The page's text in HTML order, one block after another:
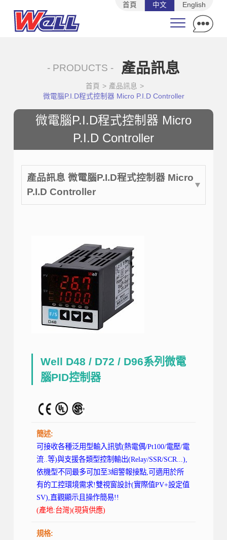
首頁 中文 English
- PRODUCTS - 產品訊息
首頁 > 產品訊息 >
微電腦P.I.D程式控制器 Micro P.I.D Controller
微電腦P.I.D程式控制器 Micro
P.I.D Controller
產品訊息 微電腦P.I.D程式控制器 Micro
P.I.D Controller
Well D48 / D72 / D96系列微電
腦PID控制器
簡述:
可接收各種泛用型輸入訊號(熱電偶/Pt100/電壓/電
流..等)與支援各類型控制輸出(Relay/SSR/SCR...),
依機型不同最多可加至3組警報接點,可適用於所
有的工控環境需求!雙視窗設計(實際值PV+設定值
SV),直觀顯示且操作簡易!!
(產地:台灣)(現貨供應)
規格: